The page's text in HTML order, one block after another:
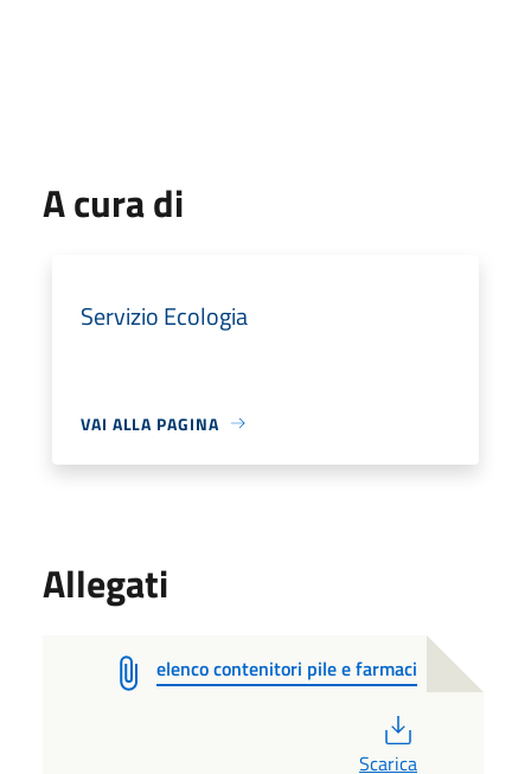
A cura di
Servizio Ecologia
VAI ALLA PAGINA
Allegati
elenco contenitori pile e farmaci
Scarica